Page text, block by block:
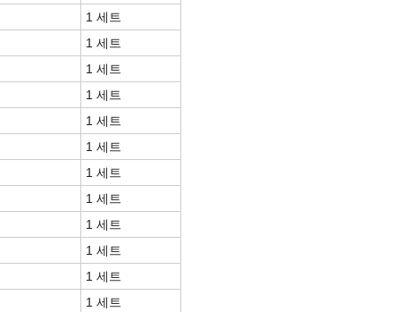
1 세트
1 세트
1 세트
1 세트
1 세트
1 세트
1 세트
1 세트
1 세트
1 세트
1 세트
1 세트